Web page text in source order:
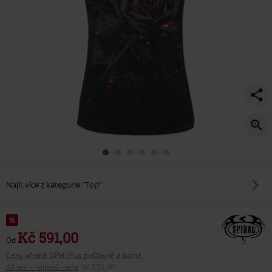
Najít více z kategorie "Top"
%
Od Kč 591,00
Ceny včetně DPH, Plus poštovné a balné
30 dní – nejlepší cena
Kč 532,00